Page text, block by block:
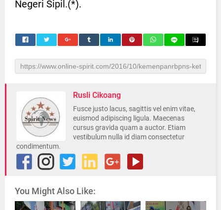
Negeri Sipil.(*).
Rusli Cikoang
Fusce justo lacus, sagittis vel enim vitae,
euismod adipiscing ligula. Maecenas
cursus gravida quam a auctor. Etiam
vestibulum nulla id diam consectetur
condimentum.
You Might Also Like: